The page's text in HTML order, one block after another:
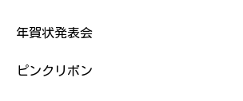
年賀状発表会
ピンクリボン